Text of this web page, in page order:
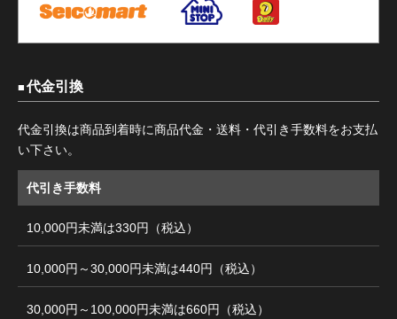
代金引換
代金引換は商品到着時に商品代金・送料・代引き手数料をお支払
い下さい。
代引き手数料
10,000円未満は330円（税込）
10,000円～30,000円未満は440円（税込）
30,000円～100,000円未満は660円（税込）